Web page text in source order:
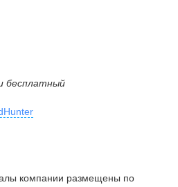
бесплатный
компании размещены по